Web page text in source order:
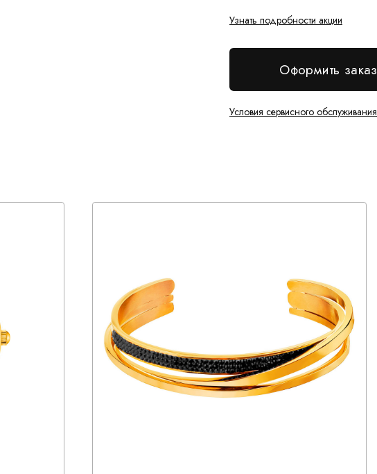
Узнать подробности акции
Оформить заказ
Условия сервисного обслуживания